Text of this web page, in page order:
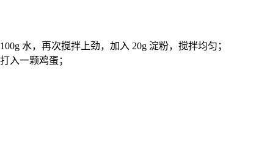
水，再次搅拌上劲，加入 20g 淀粉，搅拌均匀；
入一颗鸡蛋；